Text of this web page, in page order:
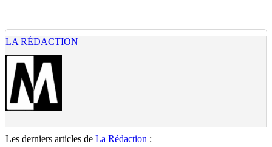
LA RÉDACTION
Les derniers articles de La Rédaction :